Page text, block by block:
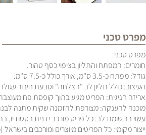
מפרט טכני
מפרט טכני:
חומרים: המפתח והתליון בציפוי כסף טהור.
גודל: מפתח כ-3.5 ס"מ, אורך כולל כ-7.5 ס"מ.
העיצוב: כולל תליון לב "הצלחה" וטבעת חיבור
אריזה חגיגית: הפריט מגיע בתוך קופסת פח מעוצבת ורב-
מוכנה להענקה: מצורפת להזמנה שקית מתנה לבנה (11*14
עשוי בתשומת לב: כל פריט מורכב ידנית
ייצור מקומי: כל הפריטים מיוצרים ומורכבים